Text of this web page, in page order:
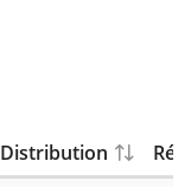
Distribution